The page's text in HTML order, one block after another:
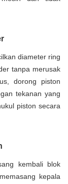
diameter ring
tanpa merusak
dorong piston
tekanan yang
piston secara
kembali blok
kepala